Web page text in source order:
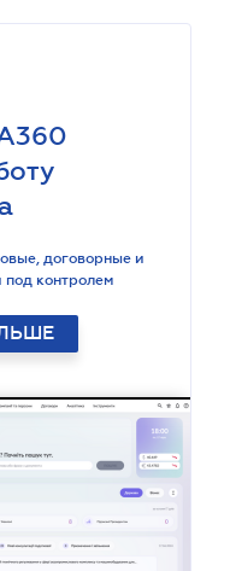
договорные и
под контролем